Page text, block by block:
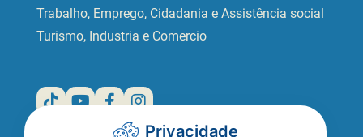
Trabalho, Emprego, Cidadania e Assistência social
Turismo, Industria e Comercio
Privacidade